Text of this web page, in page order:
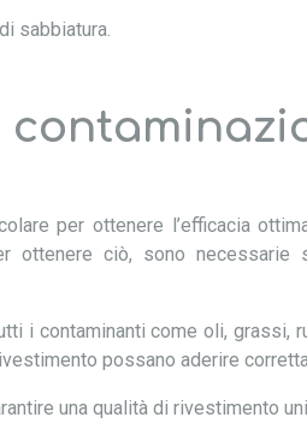
sabbiatura.
per ottenere l’efficacia
ottenere ciò, sono necessarie
i contaminanti come oli,
possano aderire
una qualità di rivestimento